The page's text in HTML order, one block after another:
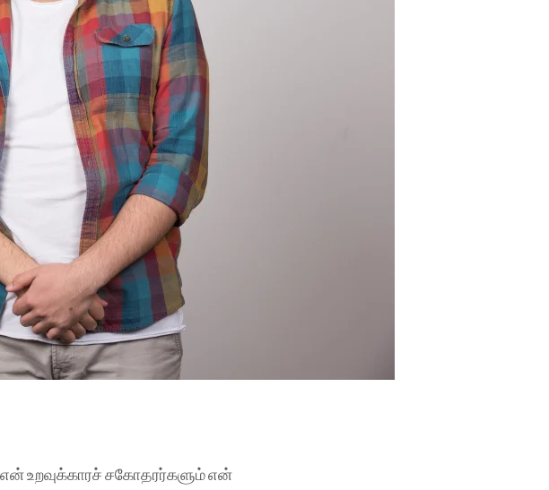
என் உறவுக்காரச் சகோதரர்களும் என்